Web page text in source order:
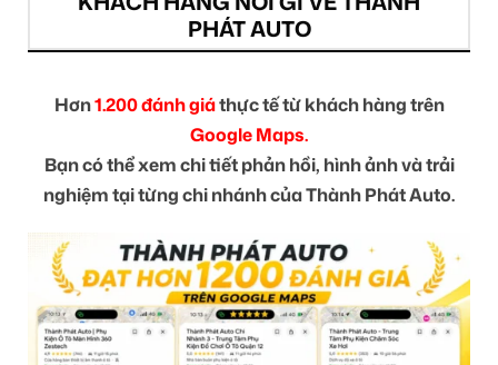
PHÁT AUTO
Hơn1.200 đánh giáthực tế từ khách hàng trên
Google Maps.
Bạn có thể xem chi tiết phản hồi, hình ảnh và trải
nghiệm tại từng chi nhánh của Thành Phát Auto.